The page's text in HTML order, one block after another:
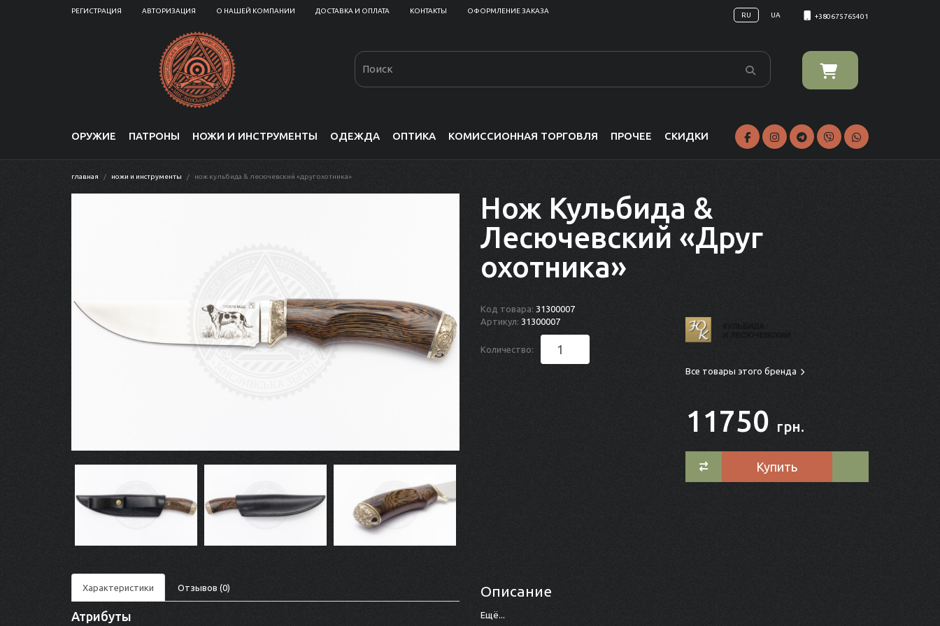
РЕГИСТРАЦИЯ АВТОРИЗАЦИЯ О НАШЕЙ КОМПАНИИ ДОСТАВКА И ОПЛАТА КОНТАКТЫ ОФОРМЛЕНИЕ ЗАКАЗА
RU UA +380675765401
ОРУЖИЕ ПАТРОНЫ НОЖИ И ИНСТРУМЕНТЫ ОДЕЖДА ОПТИКА КОМИССИОННАЯ ТОРГОВЛЯ ПРОЧЕЕ СКИДКИ
главная ножи и инструменты нож кульбида & лесючевский «друг охотника»
Нож Кульбида &
Лесючевский «Друг
охотника»
Код товара: 31300007
Артикул: 31300007
Количество:
Все товары этого бренда
11750 грн.
Купить
Характеристики Отзывов (0)
Атрибуты
Описание
Ещё...